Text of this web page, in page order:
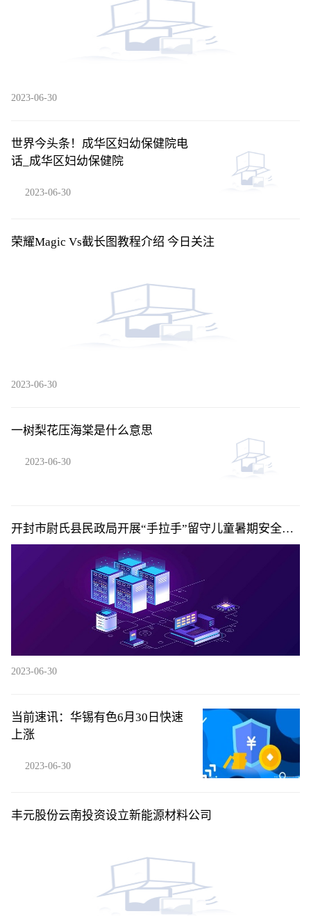
2023-06-30
世界今头条！成华区妇幼保健院电
话_成华区妇幼保健院
2023-06-30
荣耀Magic Vs截长图教程介绍 今日关注
2023-06-30
一树梨花压海棠是什么意思
2023-06-30
开封市尉氏县民政局开展“手拉手”留守儿童暑期安全教
育活动|即时
2023-06-30
当前速讯：华锡有色6月30日快速
上涨
2023-06-30
丰元股份云南投资设立新能源材料公司